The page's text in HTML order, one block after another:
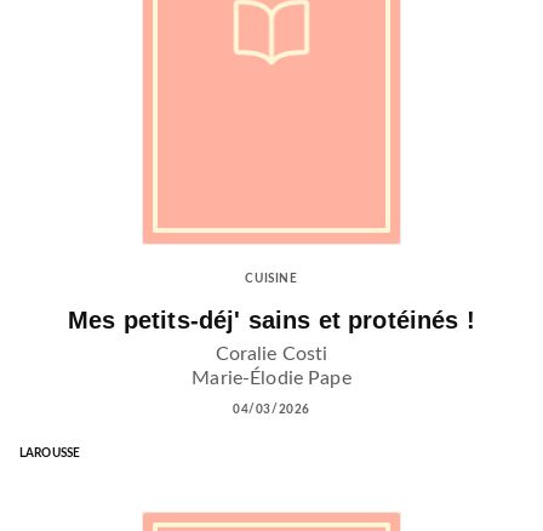
CUISINE
Mes petits-déj' sains et protéinés !
Coralie Costi
Marie-Élodie Pape
04/03/2026
LAROUSSE